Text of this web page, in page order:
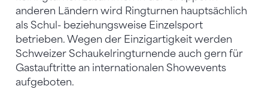
anderen Ländern wird Ringturnen hauptsäch­lich
als Schul- beziehungsweise Einzelsport
betrieben. Wegen der Einzigartigkeit werden
Schweizer Schaukelringturnende auch gern für
Gastauftritte an internationalen Showevents
aufgeboten.